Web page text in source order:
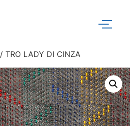
/ TRO LADY DI CINZA